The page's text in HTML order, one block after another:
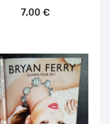
7,00 €